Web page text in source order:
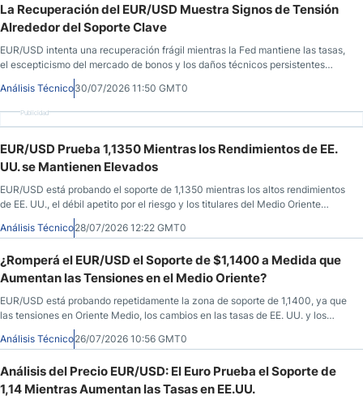
La Recuperación del EUR/USD Muestra Signos de Tensión
Alrededor del Soporte Clave
EUR/USD intenta una recuperación frágil mientras la Fed mantiene las tasas,
el escepticismo del mercado de bonos y los daños técnicos persistentes
dejan a este par probando el soporte con cautela.
Análisis Técnico30/07/2026 11:50 GMT0
Publicidad
EUR/USD Prueba 1,1350 Mientras los Rendimientos de EE.
UU. se Mantienen Elevados
EUR/USD está probando el soporte de 1,1350 mientras los altos rendimientos
de EE. UU., el débil apetito por el riesgo y los titulares del Medio Oriente
mantienen la presión sobre el euro.
Análisis Técnico28/07/2026 12:22 GMT0
¿Romperá el EUR/USD el Soporte de $1,1400 a Medida que
Aumentan las Tensiones en el Medio Oriente?
EUR/USD está probando repetidamente la zona de soporte de 1,1400, ya que
las tensiones en Oriente Medio, los cambios en las tasas de EE. UU. y los
flujos hacia activos refugio aumentan el riesgo de una ruptura a la baja.
Análisis Técnico26/07/2026 10:56 GMT0
Análisis del Precio EUR/USD: El Euro Prueba el Soporte de
1,14 Mientras Aumentan las Tasas en EE.UU.